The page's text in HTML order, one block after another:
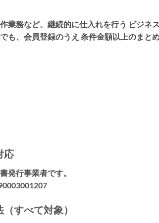
業務など、継続的に仕入れを行う ビジネ
も、会員登録のうえ 条件金額以上のまと
応
発行事業者です。
すべて対象）